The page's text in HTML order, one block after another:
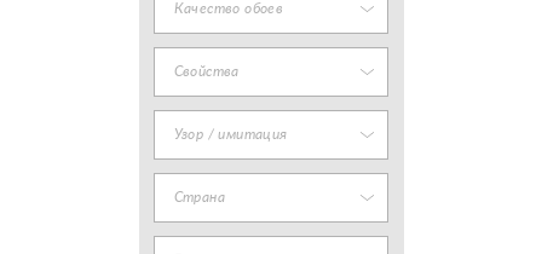
Качество обоев
Свойства
Узор / имитация
Страна